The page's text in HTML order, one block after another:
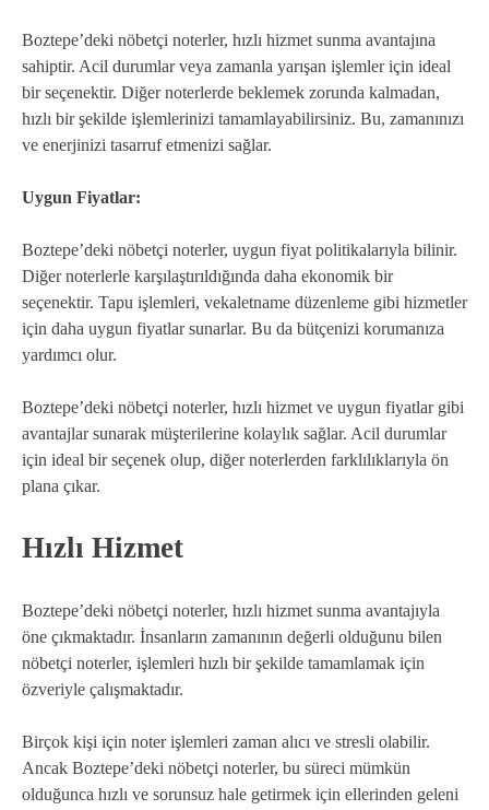
Boztepe’deki nöbetçi noterler, hızlı hizmet sunma avantajına
sahiptir. Acil durumlar veya zamanla yarışan işlemler için ideal
bir seçenektir. Diğer noterlerde beklemek zorunda kalmadan,
hızlı bir şekilde işlemlerinizi tamamlayabilirsiniz. Bu, zamanınızı
ve enerjinizi tasarruf etmenizi sağlar.
Uygun Fiyatlar:
Boztepe’deki nöbetçi noterler, uygun fiyat politikalarıyla bilinir.
Diğer noterlerle karşılaştırıldığında daha ekonomik bir
seçenektir. Tapu işlemleri, vekaletname düzenleme gibi hizmetler
için daha uygun fiyatlar sunarlar. Bu da bütçenizi korumanıza
yardımcı olur.
Boztepe’deki nöbetçi noterler, hızlı hizmet ve uygun fiyatlar gibi
avantajlar sunarak müşterilerine kolaylık sağlar. Acil durumlar
için ideal bir seçenek olup, diğer noterlerden farklılıklarıyla ön
plana çıkar.
Hızlı Hizmet
Boztepe’deki nöbetçi noterler, hızlı hizmet sunma avantajıyla
öne çıkmaktadır. İnsanların zamanının değerli olduğunu bilen
nöbetçi noterler, işlemleri hızlı bir şekilde tamamlamak için
özveriyle çalışmaktadır.
Birçok kişi için noter işlemleri zaman alıcı ve stresli olabilir.
Ancak Boztepe’deki nöbetçi noterler, bu süreci mümkün
olduğunca hızlı ve sorunsuz hale getirmek için ellerinden geleni